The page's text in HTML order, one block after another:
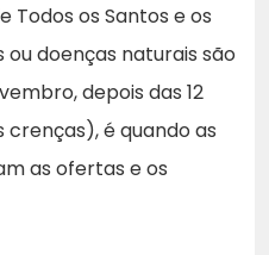
Todos os Santos e os
doenças naturais são
depois das 12
é quando as
as ofertas e os